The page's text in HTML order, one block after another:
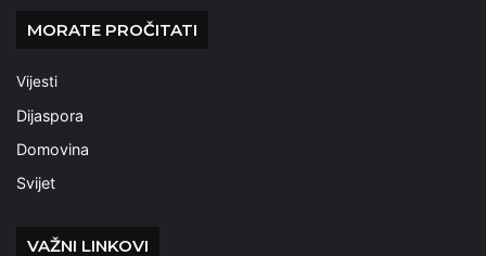
MORATE PROČITATI
Vijesti
Dijaspora
Domovina
Svijet
VAŽNI LINKOVI